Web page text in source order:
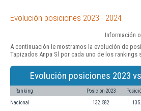
Evolución posiciones 2023 - 2024
Información
A continuación le mostramos la evolución de
Tapizados Anpa Sl por cada uno de los rankings
Evolución posiciones 2023
Ranking Posición 2023
Nacional 132.582